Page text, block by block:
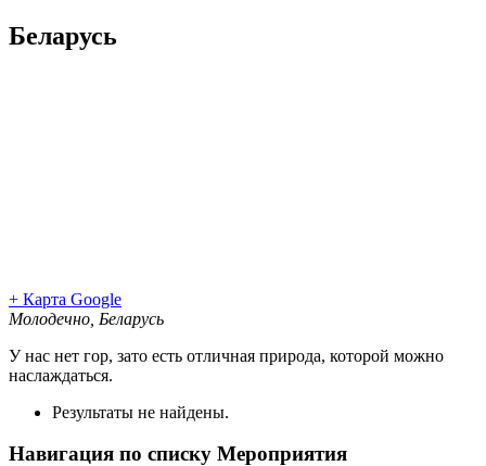
Беларусь
+ Карта Google
Молодечно Беларусь
У нас нет гор, зато есть отличная природа, которой можно
наслаждаться.
Результаты не найдены.
Навигация по списку Мероприятия